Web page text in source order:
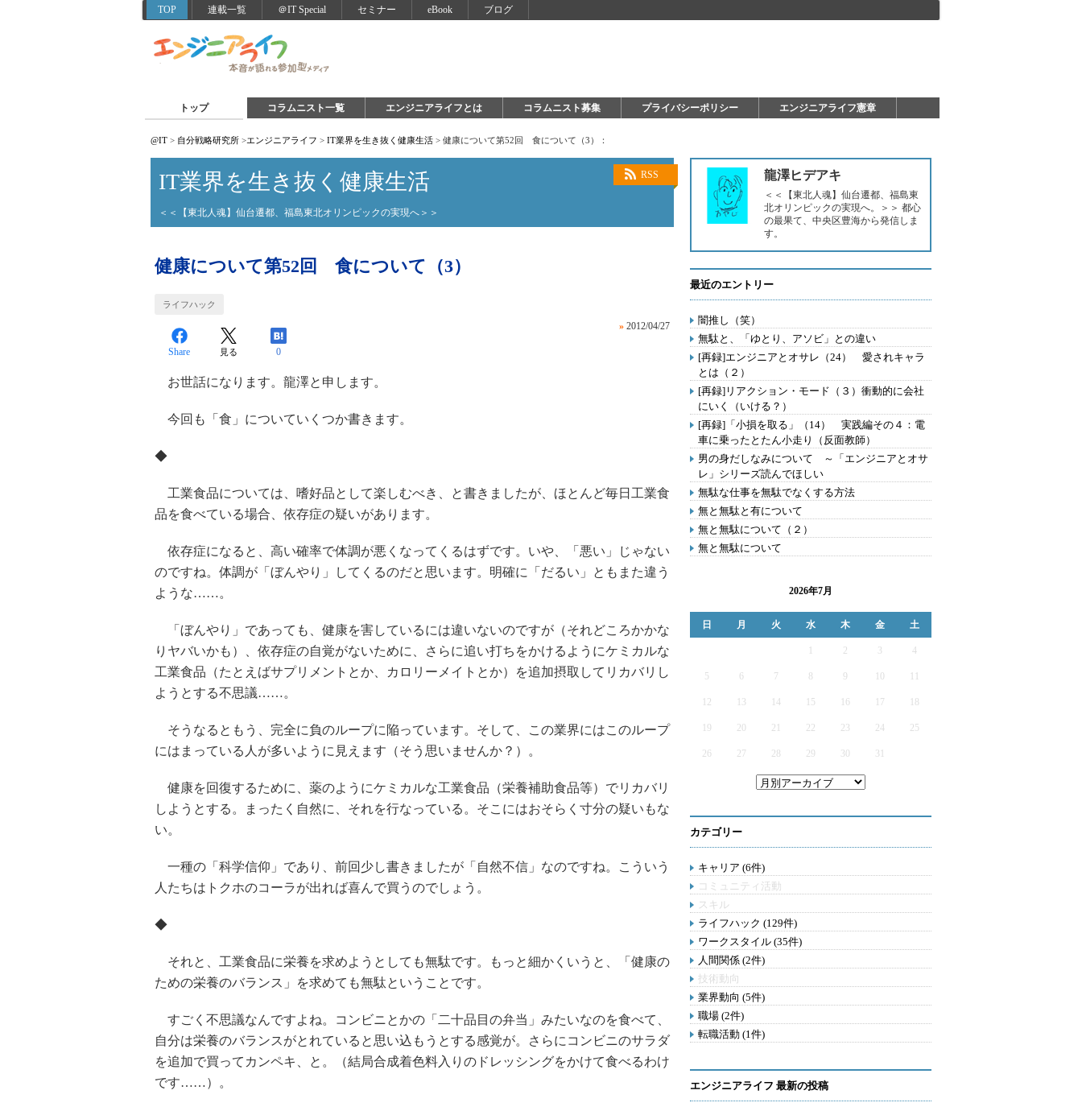
TOP 連載一覧 ＠IT Special セミナー eBook ブログ
トップ コラムニスト一覧 エンジニアライフとは コラムニスト募集 プライバシーポリシー エンジニアライフ憲章
@IT > 自分戦略研究所 >エンジニアライフ > IT業界を生き抜く健康生活 > 健康について第52回 食について（3）：
RSS
IT業界を生き抜く健康生活
＜＜【東北人魂】仙台遷都、福島東北オリンピックの実現へ＞＞
健康について第52回 食について（3）
ライフハック
» 2012/04/27
Share 見る 0
お世話になります。龍澤と申します。
今回も「食」についていくつか書きます。
◆
工業食品については、嗜好品として楽しむべき、と書きましたが、ほとんど毎日工業食
品を食べている場合、依存症の疑いがあります。
依存症になると、高い確率で体調が悪くなってくるはずです。いや、「悪い」じゃない
のですね。体調が「ぼんやり」してくるのだと思います。明確に「だるい」ともまた違う
ような……。
「ぼんやり」であっても、健康を害しているには違いないのですが（それどころかかな
りヤバいかも）、依存症の自覚がないために、さらに追い打ちをかけるようにケミカルな
工業食品（たとえばサプリメントとか、カロリーメイトとか）を追加摂取してリカバリし
ようとする不思議……。
そうなるともう、完全に負のループに陥っています。そして、この業界にはこのループ
にはまっている人が多いように見えます（そう思いませんか？）。
健康を回復するために、薬のようにケミカルな工業食品（栄養補助食品等）でリカバリ
しようとする。まったく自然に、それを行なっている。そこにはおそらく寸分の疑いもな
い。
一種の「科学信仰」であり、前回少し書きましたが「自然不信」なのですね。こういう
人たちはトクホのコーラが出れば喜んで買うのでしょう。
◆
それと、工業食品に栄養を求めようとしても無駄です。もっと細かくいうと、「健康の
ための栄養のバランス」を求めても無駄ということです。
すごく不思議なんですよね。コンビニとかの「二十品目の弁当」みたいなのを食べて、
自分は栄養のバランスがとれていると思い込もうとする感覚が。さらにコンビニのサラダ
を追加で買ってカンペキ、と。（結局合成着色料入りのドレッシングをかけて食べるわけ
です……）。
龍澤ヒデアキ
＜＜【東北人魂】仙台遷都、福島東
北オリンピックの実現へ。＞＞ 都心
の最果て、中央区豊海から発信しま
す。
最近のエントリー
闇推し（笑）
無駄と、「ゆとり、アソビ」との違い
[再録]エンジニアとオサレ（24） 愛されキャラ
とは（２）
[再録]リアクション・モード（３）衝動的に会社
にいく（いける？）
[再録]「小損を取る」（14） 実践編その４：電
車に乗ったとたん小走り（反面教師）
男の身だしなみについて ～「エンジニアとオサ
レ」シリーズ読んでほしい
無駄な仕事を無駄でなくする方法
無と無駄と有について
無と無駄について（２）
無と無駄について
2026年7月
日 月 火 水 木 金 土
2 3 4
5 6 7 9
12 13 14 15 16 17
19 20 21 22 23 24 25
26 27 28 29 30 31
カテゴリー
キャリア (6件)
コミュニティ活動
スキル
ライフハック (129件)
ワークスタイル (35件)
人間関係 (2件)
技術動向
業界動向 (5件)
職場 (2件)
転職活動 (1件)
エンジニアライフ 最新の投稿